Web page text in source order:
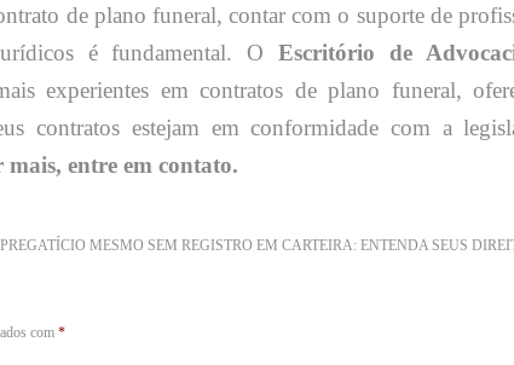
de plano funeral, contar com o suporte de
é fundamental. OEscritório de
experientes em contratos de plano funeral,
contratos estejam em conformidade com a
mais, entre em contato.
MESMO SEM REGISTRO EM CARTEIRA: ENTENDA SEUS
com *